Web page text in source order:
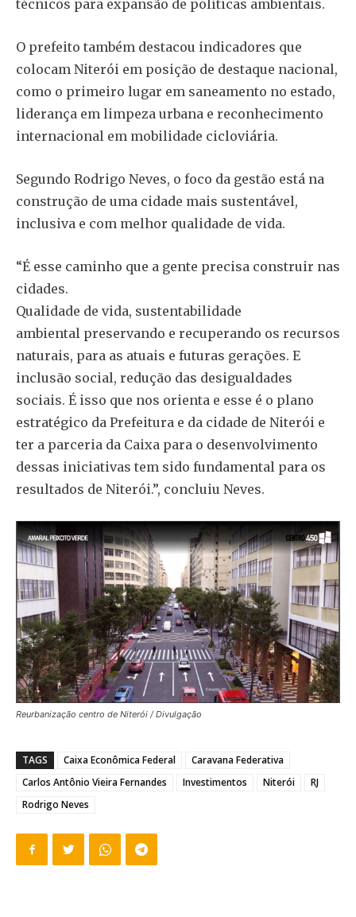
técnicos para expansão de políticas ambientais.
O prefeito também destacou indicadores que
colocam Niterói em posição de destaque nacional,
como o primeiro lugar em saneamento no estado,
liderança em limpeza urbana e reconhecimento
internacional em mobilidade cicloviária.
Segundo Rodrigo Neves, o foco da gestão está na
construção de uma cidade mais sustentável,
inclusiva e com melhor qualidade de vida.
“É esse caminho que a gente precisa construir nas
cidades.
Qualidade de vida, sustentabilidade
ambiental preservando e recuperando os recursos
naturais, para as atuais e futuras gerações. E
inclusão social, redução das desigualdades
sociais. É isso que nos orienta e esse é o plano
estratégico da Prefeitura e da cidade de Niterói e
ter a parceria da Caixa para o desenvolvimento
dessas iniciativas tem sido fundamental para os
resultados de Niterói.”, concluiu Neves.
Reurbanização centro de Niterói / Divulgação
TAGS Caixa Econômica Federal
Caravana Federativa
Carlos Antônio Vieira Fernandes
Investimentos Niterói
RJ
Rodrigo Neves